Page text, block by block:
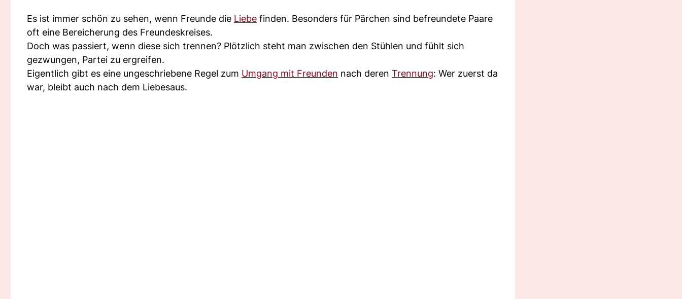
Es ist immer schön zu sehen, wenn Freunde die Liebe finden. Besonders für Pärchen sind befreundete Paare
oft eine Bereicherung des Freundeskreises.
Doch was passiert, wenn diese sich trennen? Plötzlich steht man zwischen den Stühlen und fühlt sich
gezwungen, Partei zu ergreifen.
Eigentlich gibt es eine ungeschriebene Regel zum Umgang mit Freunden nach deren Trennung: Wer zuerst da
war, bleibt auch nach dem Liebesaus.